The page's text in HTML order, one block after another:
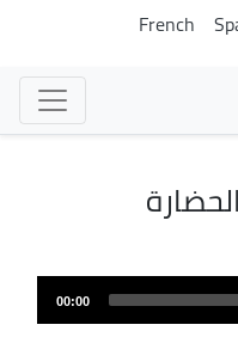
French
00:00